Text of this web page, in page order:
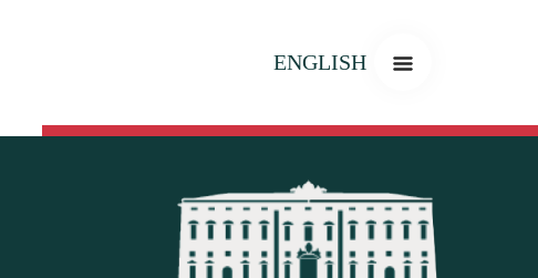
ENGLISH